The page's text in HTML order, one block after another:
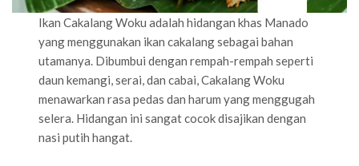
Ikan Cakalang Woku adalah hidangan khas Manado
yang menggunakan ikan cakalang sebagai bahan
utamanya. Dibumbui dengan rempah-rempah seperti
daun kemangi, serai, dan cabai, Cakalang Woku
menawarkan rasa pedas dan harum yang menggugah
selera. Hidangan ini sangat cocok disajikan dengan
nasi putih hangat.